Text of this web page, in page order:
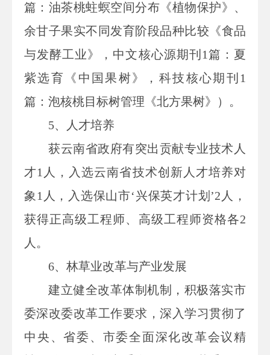
篇：油茶桃蛀螟空间分布《植物保护》、
余甘子果实不同发育阶段品种比较《食品
与发酵工业》，中文核心源期刊1篇：夏
紫选育《中国果树》，科技核心期刊1
篇：泡核桃目标树管理《北方果树》）。
5、人才培养
获云南省政府有突出贡献专业技术人
才1人，入选云南省技术创新人才培养对
象1人，入选保山市‘兴保英才计划’2人，
获得正高级工程师、高级工程师资格各2
人。
6、林草业改革与产业发展
建立健全改革体制机制，积极落实市
委深改委改革工作要求，深入学习贯彻了
中央、省委、市委全面深化改革会议精